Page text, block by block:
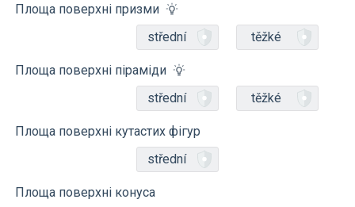
Площа поверхні призми
střední
těžké
Площа поверхні піраміди
střední
těžké
Площа поверхні кутастих фігур
střední
Площа поверхні конуса